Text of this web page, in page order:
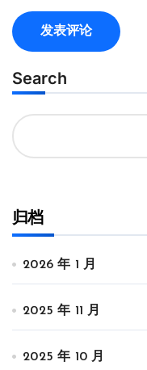
Search
归档
2026 年 1 月
2025 年 11 月
2025 年 10 月